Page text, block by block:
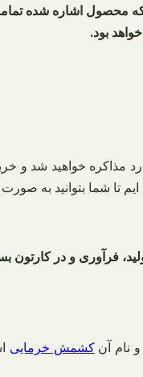
محصول اشاره شده
بود.
مذاکره خواهید شد و
شما بتوانید به صورت
فرآوری و در
نام آنکشمش خرمایی